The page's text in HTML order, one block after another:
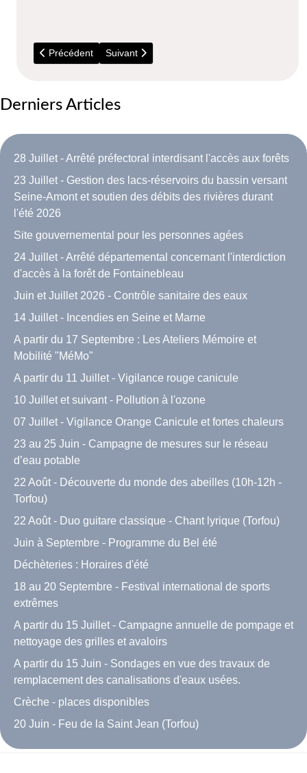
Article précédent : Conseil Municipal du 5 juillet 2016
Précédent Article suivant : Conseil Municipal du 24 mars
Suivant
Derniers Articles
28 Juillet - Arrêté préfectoral interdisant l'accès aux forêts
23 Juillet - Gestion des lacs-réservoirs du bassin versant
Seine-Amont et soutien des débits des rivières durant
l'été 2026
Site gouvernemental pour les personnes agées
24 Juillet - Arrêté départemental concernant l'interdiction
d'accès à la forêt de Fontainebleau
Juin et Juillet 2026 - Contrôle sanitaire des eaux
14 Juillet - Incendies en Seine et Marne
A partir du 17 Septembre : Les Ateliers Mémoire et
Mobilité "MéMo"
A partir du 11 Juillet - Vigilance rouge canicule
10 Juillet et suivant - Pollution à l'ozone
07 Juillet - Vigilance Orange Canicule et fortes chaleurs
23 au 25 Juin - Campagne de mesures sur le réseau
d’eau potable
22 Août - Découverte du monde des abeilles (10h-12h -
Torfou)
22 Août - Duo guitare classique - Chant lyrique (Torfou)
Juin à Septembre - Programme du Bel été
Déchèteries : Horaires d'été
18 au 20 Septembre - Festival international de sports
extrêmes
A partir du 15 Juillet - Campagne annuelle de pompage et
nettoyage des grilles et avaloirs
A partir du 15 Juin - Sondages en vue des travaux de
remplacement des canalisations d'eaux usées.
Crèche - places disponibles
20 Juin - Feu de la Saint Jean (Torfou)